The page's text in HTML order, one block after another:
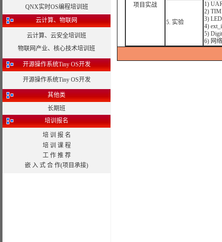
QNX实时OS编程培训班
云计算、物联网
云计算、云安全培训班
物联网产业、核心技术培训班
开源操作系统Tiny OS开发
开源操作系统Tiny OS开发
其他类
长期班
培训报名
培 训 报 名
培 训 课 程
工 作 推 荐
嵌 入 式 合 作(项目承接)
项目实战
5. 实验
1)
2)
3)
4)
5)
6) 网